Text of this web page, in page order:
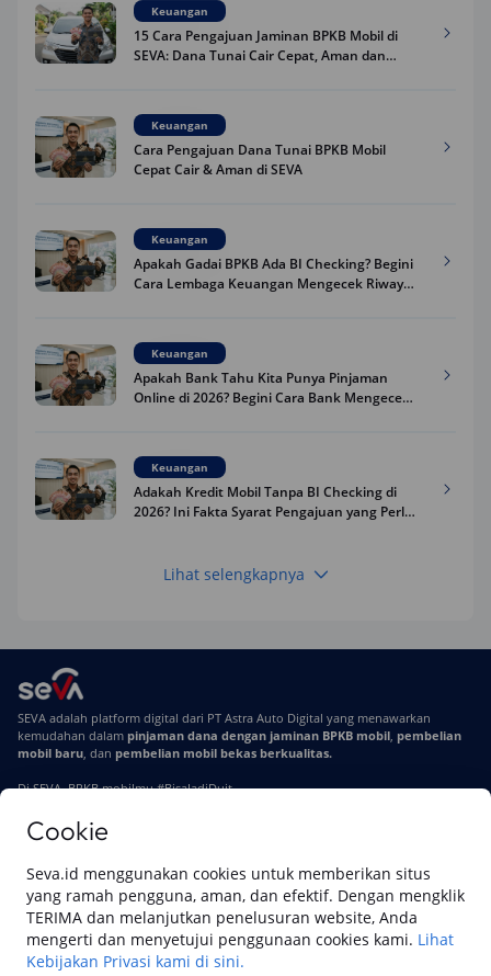
Cookie
Seva.id menggunakan cookies untuk memberikan situs
yang ramah pengguna, aman, dan efektif. Dengan mengklik
TERIMA dan melanjutkan penelusuran website, Anda
mengerti dan menyetujui penggunaan cookies kami. Lihat
Kebijakan Privasi kami di sini.
Keuangan
15 Cara Pengajuan Jaminan BPKB Mobil di
SEVA: Dana Tunai Cair Cepat, Aman dan
Keuangan
Cara Pengajuan Dana Tunai BPKB Mobil
Cepat Cair & Aman di SEVA
Keuangan
Apakah Gadai BPKB Ada BI Checking? Begini
Cara Lembaga Keuangan Mengecek Riwayat
Keuangan
Apakah Bank Tahu Kita Punya Pinjaman
Online di 2026? Begini Cara Bank Mengecek
Keuangan
Adakah Kredit Mobil Tanpa BI Checking di
2026? Ini Fakta Syarat Pengajuan yang Perlu
Keuangan
Terpercaya
Telat Bayar Pinjol 2 Hari, Apakah Langsung
Masuk BI Checking? Simak Peraturan
Terbarunya di 2026
Lihat selengkapnya
SEVA adalah platform digital dari PT Astra Auto Digital yang menawarkan
kemudahan dalam pinjaman dana dengan jaminan BPKB mobil, pembelian
mobil baru, dan pembelian mobil bekas berkualitas.
Di SEVA, BPKB mobilmu #BisaJadiDuit
Tentang SEVA
Pemberitahuan Privasi
Website ini dikelola oleh PT Cipta Sedaya Digital Indonesia (CSDI), organisasi
yang tersertifikasi ISO/IEC 27001:2022.